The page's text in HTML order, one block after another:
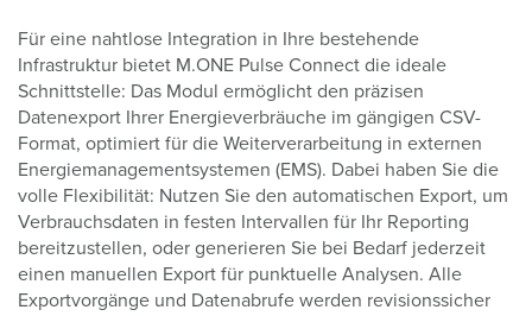
Für eine nahtlose Integration in Ihre bestehende
Infrastruktur bietet M.ONE Pulse Connect die ideale
Schnittstelle: Das Modul ermöglicht den präzisen
Datenexport Ihrer Energieverbräuche im gängigen CSV-
Format, optimiert für die Weiterverarbeitung in externen
Energiemanagementsystemen (EMS). Dabei haben Sie die
volle Flexibilität: Nutzen Sie den automatischen Export, um
Verbrauchsdaten in festen Intervallen für Ihr Reporting
bereitzustellen, oder generieren Sie bei Bedarf jederzeit
einen manuellen Export für punktuelle Analysen. Alle
Exportvorgänge und Datenabrufe werden revisionssicher